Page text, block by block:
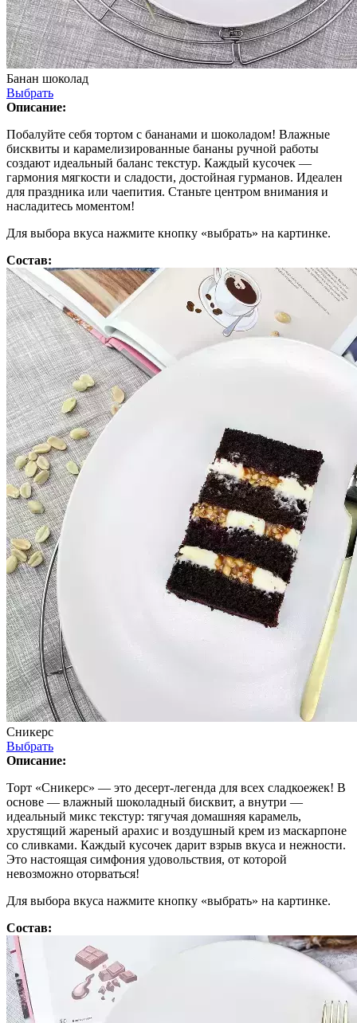
Банан шоколад
Выбрать
Описание:
Побалуйте себя тортом с бананами и шоколадом! Влажные
бисквиты и карамелизированные бананы ручной работы
создают идеальный баланс текстур. Каждый кусочек —
гармония мягкости и сладости, достойная гурманов. Идеален
для праздника или чаепития. Станьте центром внимания и
насладитесь моментом!
Для выбора вкуса нажмите кнопку «выбрать» на картинке.
Состав:
Сникерс
Выбрать
Описание:
Торт «Сникерс» — это десерт-легенда для всех сладкоежек! В
основе — влажный шоколадный бисквит, а внутри —
идеальный микс текстур: тягучая домашняя карамель,
хрустящий жареный арахис и воздушный крем из маскарпоне
со сливками. Каждый кусочек дарит взрыв вкуса и нежности.
Это настоящая симфония удовольствия, от которой
невозможно оторваться!
Для выбора вкуса нажмите кнопку «выбрать» на картинке.
Состав: